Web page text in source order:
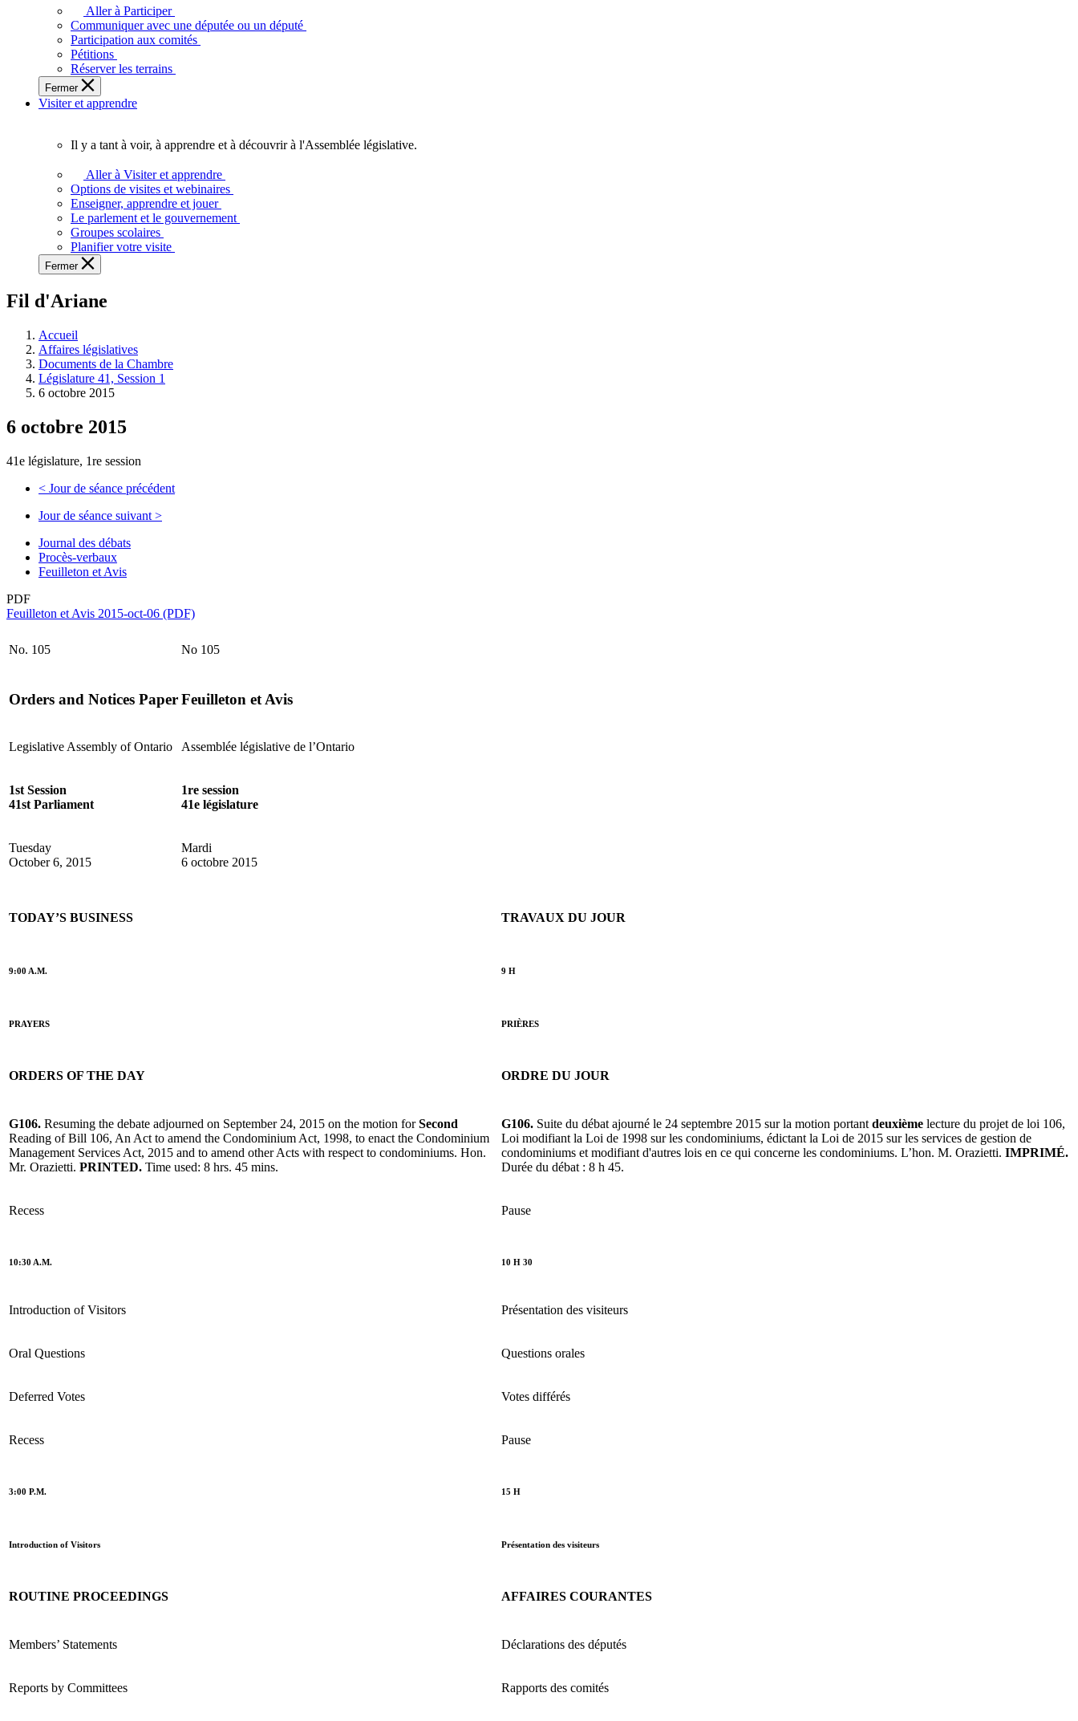
fonctionner
plein
potentiel,
l'Assemblée
a
besoin
Aller à Participer
Communiquer avec une députée ou un député
Participation aux comités
Pétitions
Réserver les terrains
Fermer
Visiter et apprendre
voir,
apprendre
et
découvrir
l'Assemblée
législative.
Il y a tant à voir, à apprendre et à découvrir à l'Assemblée législative.
Aller à Visiter et apprendre
Options de visites et webinaires
Enseigner, apprendre et jouer
Le parlement et le gouvernement
Groupes scolaires
Planifier votre visite
Fermer
Fil d'Ariane
Accueil
Affaires législatives
Documents de la Chambre
Législature 41, Session 1
6 octobre 2015
6 octobre 2015
41e législature, 1re session
< Jour de séance précédent
Jour de séance suivant >
Journal des débats
Procès-verbaux
Feuilleton et Avis
PDF
Feuilleton et Avis 2015-oct-06 (PDF)
No. 105 No 105
Orders and Notices PaperFeuilleton et Avis
Legislative Assembly of Ontario Assemblée législative de l’Ontario
1st Session
41st Parliament
1re session
41e législature
Tuesday
October 6, 2015
Mardi
6 octobre 2015
TODAY’S BUSINESS TRAVAUX DU JOUR
9:00 A.M. 9 H
PRAYERS PRIÈRES
ORDERS OF THE DAY ORDRE DU JOUR
G106. Resuming the debate adjourned on September 24, 2015 on the motion forSecond
Reading of Bill 106, An Act to amend the Condominium Act, 1998, to enact the Condominium
Management Services Act, 2015 and to amend other Acts with respect to condominiums. Hon.
Mr. Orazietti. PRINTED. Time used: 8 hrs. 45 mins.
G106. Suite du débat ajourné le 24 septembre 2015 sur la motion portant deuxième lecture du projet de loi 106,
Loi modifiant la Loi de 1998 sur les condominiums, édictant la Loi de 2015 sur les services de gestion de
condominiums et modifiant d'autres lois en ce qui concerne les condominiums. L’hon. M. Orazietti. IMPRIMÉ.
Durée du débat : 8 h 45.
Recess Pause
10:30 A.M. 10 H 30
Introduction of Visitors Présentation des visiteurs
Oral Questions Questions orales
Deferred Votes Votes différés
Recess Pause
3:00 P.M. 15 H
Introduction of Visitors Présentation des visiteurs
ROUTINE PROCEEDINGS AFFAIRES COURANTES
Members’ Statements Déclarations des députés
Reports by Committees Rapports des comités